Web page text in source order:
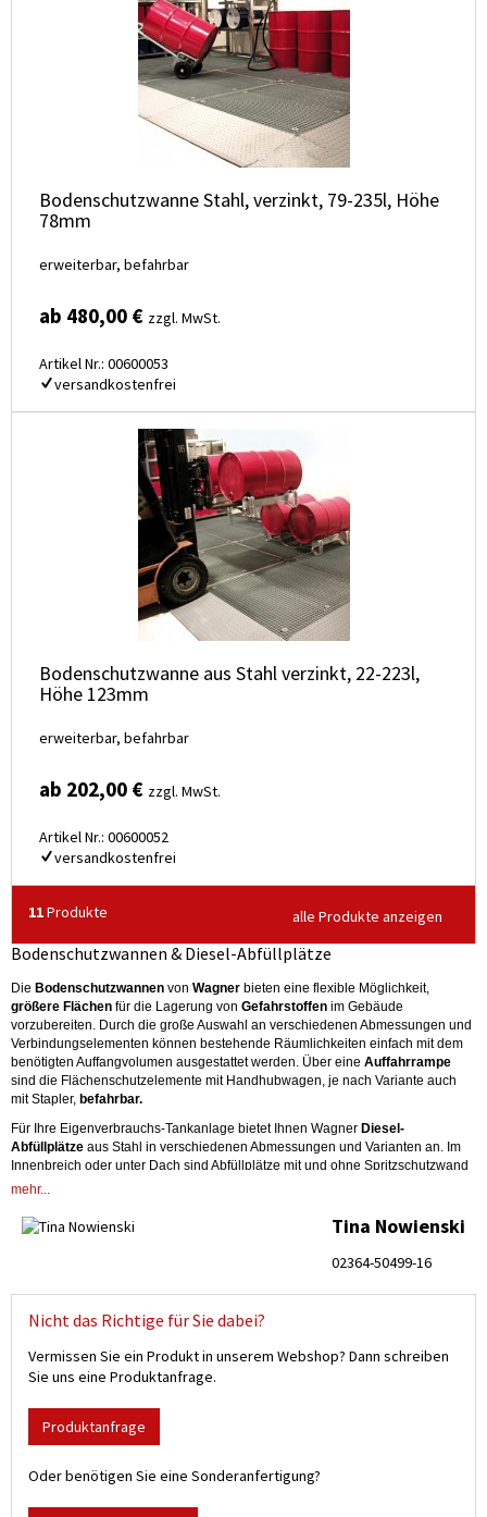
Bodenschutzwanne Stahl, verzinkt, 79-235l, Höhe
78mm
erweiterbar, befahrbar
ab 480,00 € zzgl. MwSt.
Artikel Nr.: 00600053
versandkostenfrei
Bodenschutzwanne aus Stahl verzinkt, 22-223l,
Höhe 123mm
erweiterbar, befahrbar
ab 202,00 € zzgl. MwSt.
Artikel Nr.: 00600052
versandkostenfrei
11Produkte alle Produkte anzeigen
Bodenschutzwannen & Diesel-Abfüllplätze
Die Bodenschutzwannen von Wagner bieten eine flexible Möglichkeit,
größere Flächen für die Lagerung von Gefahrstoffen im Gebäude
vorzubereiten. Durch die große Auswahl an verschiedenen Abmessungen und
Verbindungselementen können bestehende Räumlichkeiten einfach mit dem
benötigten Auffangvolumen ausgestattet werden. Über eine Auffahrrampe
sind die Flächenschutzelemente mit Handhubwagen, je nach Variante auch
mit Stapler, befahrbar.
Für Ihre Eigenverbrauchs-Tankanlage bietet Ihnen Wagner Diesel-
Abfüllplätze aus Stahl in verschiedenen Abmessungen und Varianten an. Im
Innenbreich oder unter Dach sind Abfüllplätze mit und ohne Spritzschutzwand
oder als Modulsystem erhältlich. Für den Außenbereich sind Abfüllplätze mit
DieContainerwannen
sind im Innenbereich oder unter Dach einsetzbar. Sie
AlleAuffangwannensind gemäß ihrem vorgegebenen Verwendungszweck
zugelassen.
mehr...
Tina Nowienski
02364-50499-16
Nicht das Richtige für Sie dabei?
Vermissen Sie ein Produkt in unserem Webshop? Dann schreiben
Sie uns eine Produktanfrage.
Produktanfrage
Oder benötigen Sie eine Sonderanfertigung?